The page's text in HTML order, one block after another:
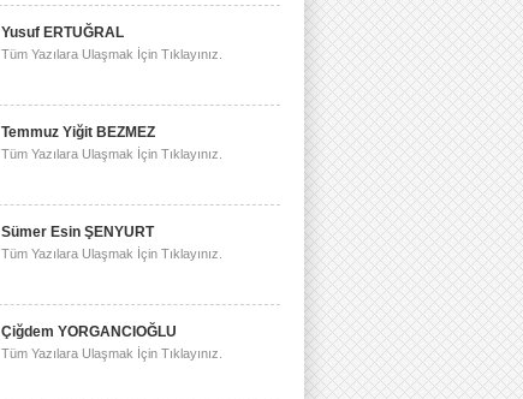
Yusuf ERTUĞRAL
Tüm Yazılara Ulaşmak İçin Tıklayınız.
Temmuz Yiğit BEZMEZ
Tüm Yazılara Ulaşmak İçin Tıklayınız.
Sümer Esin ŞENYURT
Tüm Yazılara Ulaşmak İçin Tıklayınız.
Çiğdem YORGANCIOĞLU
Tüm Yazılara Ulaşmak İçin Tıklayınız.